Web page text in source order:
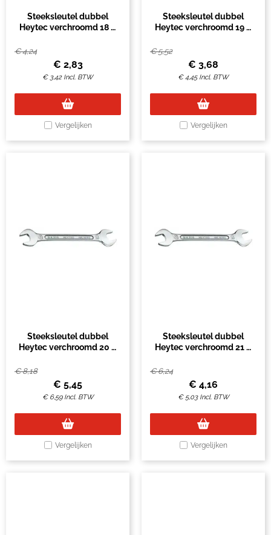
Steeksleutel dubbel
Heytec verchroomd 18 &
€4,24
€ 2,83
€ 3,42 Incl. BTW
Vergelijken
Steeksleutel dubbel
Heytec verchroomd 19 &
€5,52
€ 3,68
€4,45 Incl. BTW
Vergelijken
Steeksleutel dubbel
Heytec verchroomd 20 &
€8,18
€ 5,45
€ 6,59 Incl. BTW
Vergelijken
Steeksleutel dubbel
Heytec verchroomd 21 &
€6,24
€ 4,16
€ 5,03 Incl. BTW
Vergelijken